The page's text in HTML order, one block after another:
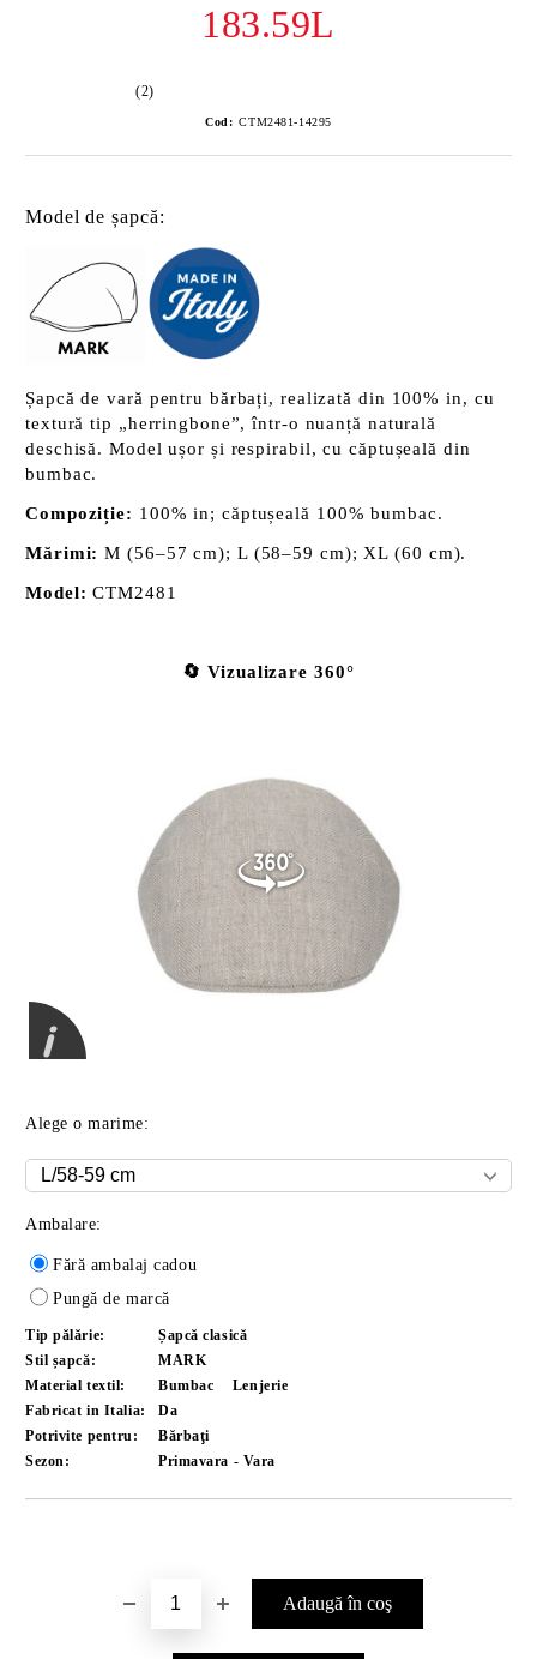
183.59L
(2)
Cod: CTM2481-14295
Model de șapcă:
Șapcă de vară pentru bărbați, realizată din 100% in, cu
textură tip „herringbone”, într-o nuanță naturală
deschisă. Model ușor și respirabil, cu căptușeală din
bumbac.
Compoziție: 100% in; căptușeală 100% bumbac.
Mărimi:M (56–57 cm); L (58–59 cm); XL (60 cm).
Model: CTM2481
🔄 Vizualizare 360°
Alege o marime:
Ambalare:
Fără ambalaj cadou
Pungă de marcă
Tip pălărie:
Șapcă clasică
Stil șapcă:
MARK
Material textil:
Bumbac
Lenjerie
Fabricat in Italia:
Da
Potrivite pentru:
Bărbaţi
Sezon:
Primavara - Vara